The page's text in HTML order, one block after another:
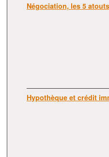
Négociation, les 5
Hypothèque et crédit